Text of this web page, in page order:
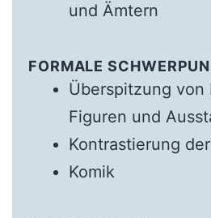
und Ämtern
FORMALE
Überspitzung von
Figuren und
Kontrastierung
Komik